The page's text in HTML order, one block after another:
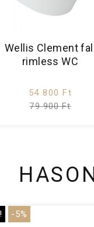
Wellis Clement
rimless WC
54 800 Ft
79 900 Ft
-5%